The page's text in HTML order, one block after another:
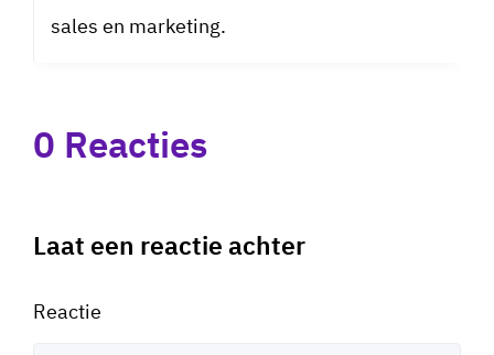
sales en marketing.
0 Reacties
Laat een reactie achter
Reactie